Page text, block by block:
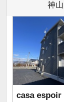
神
casa espoir